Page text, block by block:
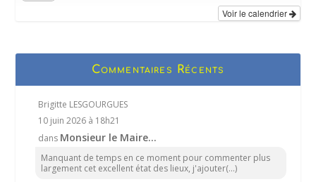
Voir le calendrier
Commentaires Récents
Brigitte LESGOURGUES
10 juin 2026 à 18h21
dans Monsieur le Maire…
Manquant de temps en ce moment pour commenter plus
largement cet excellent état des lieux, j'ajouter(...)